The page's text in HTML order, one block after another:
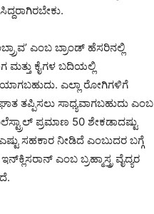
ಎಂಬ ಬ್ರಾಂಡ್ ಹೆಸರಿನಲ್ಲಿ
ಮತ್ತು ಕೈಗಳ ಬದಿಯಲ್ಲಿ
ಎಲ್ಲಾ ರೋಗಿಗಳಿಗೆ
ತಪ್ಪಿಸಲು ಸಾಧ್ಯವಾಗಬಹುದು ಎಂಬ
ಪ್ರಮಾಣ 50 ಶೇಕಡಾದಷ್ಟು
ಸಹಕಾರ ನೀಡಿದೆ ಎಂಬುದರ ಬಗ್ಗೆ
ಎಂಬ ಬ್ರಹ್ಮಾಸ್ತ್ರ ವೈದ್ಯರ